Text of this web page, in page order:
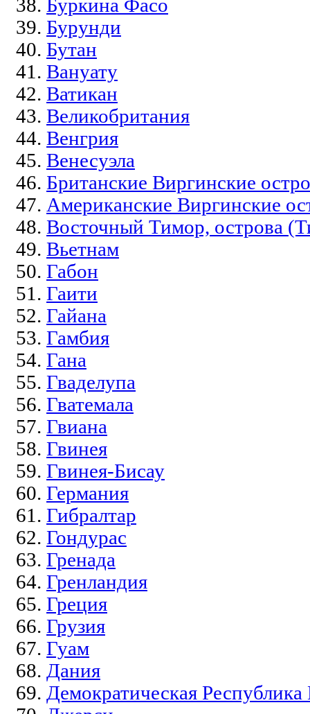
Буркина Фасо
Бурунди
Бутан
Вануату
Ватикан
Великобритания
Венгрия
Венесуэла
Британские Виргинские
Американские Виргинские
Восточный Тимор, острова
Вьетнам
Габон
Гаити
Гайана
Гамбия
Гана
Гваделупа
Гватемала
Гвиана
Гвинея
Гвинея-Бисау
Германия
Гибралтар
Гондурас
Гренада
Гренландия
Греция
Грузия
Гуам
Дания
Демократическая Республика